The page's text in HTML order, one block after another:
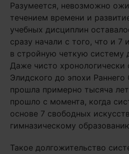
Разумеется, невозможно
течением времени и
учебных дисциплин
сразу начали с того, что и 7
в стройную четкую систему
Даже чисто хронологически
Элидского до эпохи Раннего
прошла примерно тысяча
прошло с момента, когда
основе 7 свободных
гимназическому
Такое долгожительство